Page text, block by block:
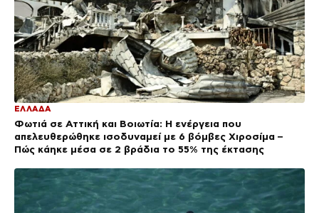
ΕΛΛΑΔΑ
Φωτιά σε Αττική και Βοιωτία: Η ενέργεια που
απελευθερώθηκε ισοδυναμεί με 6 βόμβες Χιροσίμα –
Πώς κάηκε μέσα σε 2 βράδια το 55% της έκτασης